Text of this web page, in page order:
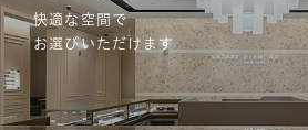
快適な空間で
お選びいただけます